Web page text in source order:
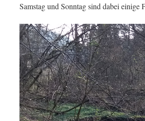
Samstag und Sonntag sind dabei